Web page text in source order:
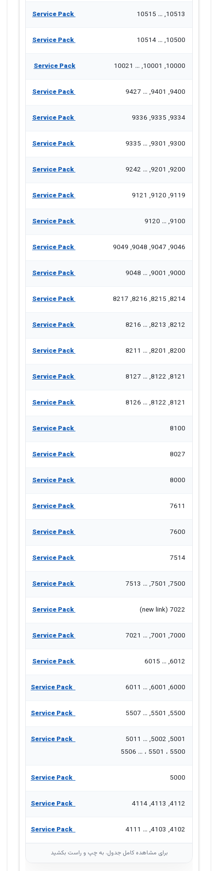
10513, ... 10515
Service Pack
10500, ... 10514
Service Pack
10000, 10001, ... 10021
Service Pack
9400, 9401, ... 9427
Service Pack
9334, 9335, 9336
Service Pack
9300, 9301, ... 9335
Service Pack
9200, 9201, ... 9242
Service Pack
9119, 9120, 9121
Service Pack
9100, ... 9120
Service Pack
9046, 9047, 9048, 9049
Service Pack
9000, 9001, ... 9048
Service Pack
8214, 8215, 8216, 8217
Service Pack
8212, 8213, ... 8216
Service Pack
8200, 8201, ... 8211
Service Pack
8121, 8122, ... 8127
Service Pack
8121, 8122, ... 8126
Service Pack
8100
Service Pack
8027
Service Pack
8000
Service Pack
7611
Service Pack
7600
Service Pack
7514
Service Pack
7500, 7501, ... 7513
Service Pack
7022 (new link)
Service Pack
7000, 7001, ... 7021
Service Pack
6012, ... 6015
Service Pack
6000, 6001, ... 6011
Service Pack
5500, 5501, ... 5507
Service Pack
5001, 5002, ... 5011
5500 ، 5501 ، ... 5506
Service Pack
5000
Service Pack
4112, 4113, 4114
Service Pack
4102, 4103, ... 4111
Service Pack